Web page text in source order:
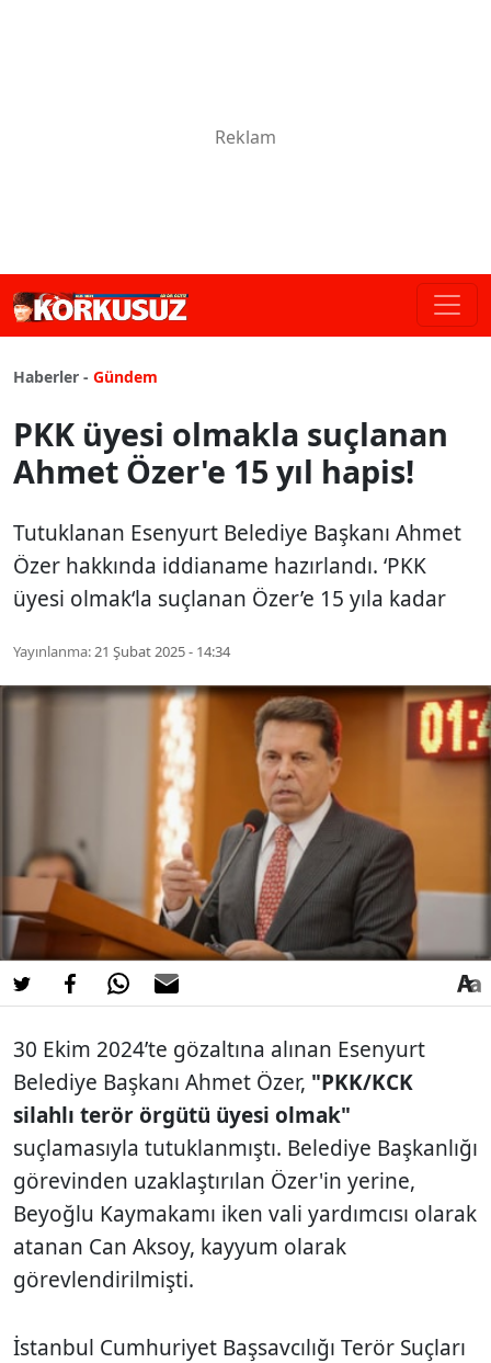
Haberler - Gündem
PKK üyesi olmakla suçlanan
Ahmet Özer'e 15 yıl hapis!
Tutuklanan Esenyurt Belediye Başkanı Ahmet
Özer hakkında iddianame hazırlandı. ‘PKK
üyesi olmak‘la suçlanan Özer’e 15 yıla kadar
Yayınlanma:21 Şubat 2025 - 14:34
30 Ekim 2024’te gözaltına alınan Esenyurt
Belediye Başkanı Ahmet Özer, "PKK/KCK
silahlı terör örgütü üyesi olmak"
suçlamasıyla tutuklanmıştı. Belediye Başkanlığı
görevinden uzaklaştırılan Özer'in yerine,
Beyoğlu Kaymakamı iken vali yardımcısı olarak
atanan Can Aksoy, kayyum olarak
görevlendirilmişti.
İstanbul Cumhuriyet Başsavcılığı Terör Suçları